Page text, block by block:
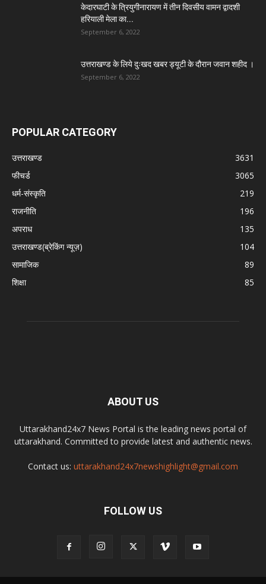
केदारघाटी के त्रियुगीनारायण में तीन दिवसीय वामन द्वादशी
हरियाली मेला का...
September 6, 2022
उत्तराखण्ड के लिये दुःखद खबर ड्यूटी के दौरान जवान शहीद ।
September 6, 2022
POPULAR CATEGORY
उत्तराखण्ड
3631
फीचर्ड
3065
धर्म-संस्कृति
219
राजनीति
196
अपराध
135
उत्तराखण्ड(ब्रेकिंग न्यूज़)
104
सामाजिक
89
शिक्षा
85
ABOUT US
Uttarakhand24x7 News Portal is the leading news portal of
uttarakhand. Committed to provide latest and authentic news.
Contact us: uttarakhand24x7newshighlight@gmail.com
FOLLOW US